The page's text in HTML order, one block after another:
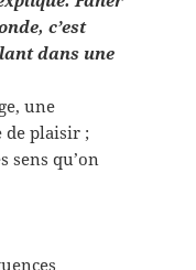
c’est
dans une
une
de plaisir ;
sens qu’on